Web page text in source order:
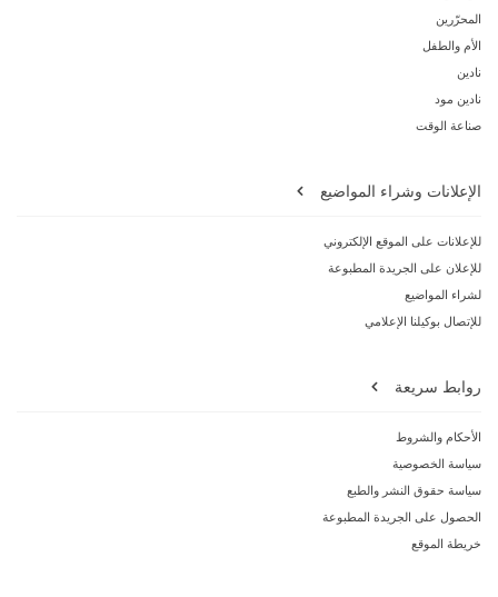
المحرّرين
الأم والطفل
نادين
نادين مود
صناعة الوقت
الإعلانات وشراء المواضيع
للإعلانات على الموقع الإلكتروني
للإعلان على الجريدة المطبوعة
لشراء المواضيع
للإتصال بوكيلنا الإعلامي
روابط سريعة
الأحكام والشروط
سياسة الخصوصية
سياسة حقوق النشر والطبع
الحصول على الجريدة المطبوعة
خريطة الموقع